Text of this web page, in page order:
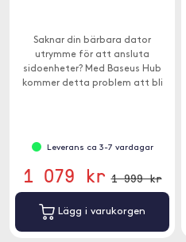
Saknar din bärbara dator
utrymme för att ansluta
sidoenheter? Med Baseus Hub
kommer detta problem att bli
Leverans ca 3-7 vardagar
1 079 kr 1 999 kr
Lägg i varukorgen